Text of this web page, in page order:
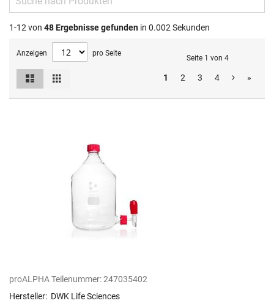
1-12 von 48Ergebnisse gefunden in 0.002 Sekunden
Anzeigen pro Seite
Seite 1 von 4
1 2 3 4 »
Ansicht
als
proALPHA Teilenummer:247035402
Hersteller: DWK Life Sciences